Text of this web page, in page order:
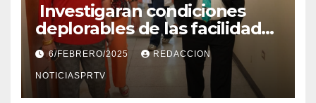
Investigaran condiciones
deplorables de las facilidades
el Departamento de la Salud
en Mayagüez
6/FEBRERO/2025 REDACCION
NOTICIASPRTV